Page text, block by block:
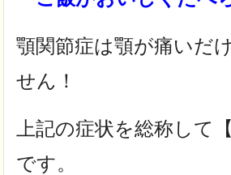
顎関節症は顎が痛いだ
せん！
上記の症状を総称して
です。